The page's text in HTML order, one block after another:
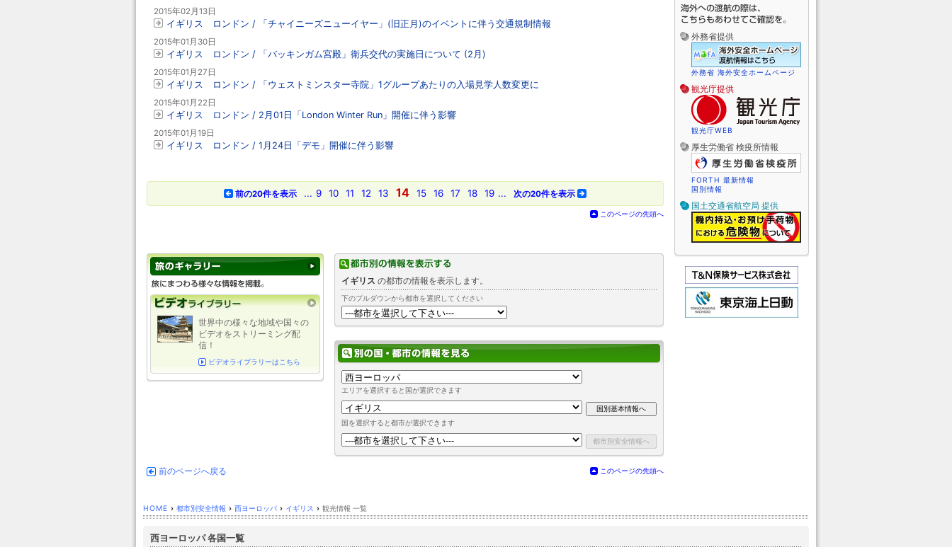
2015年02月13日
イギリス ロンドン / 「チャイニーズニューイヤー」(旧正月)のイベントに伴う交通規制情報
2015年01月30日
イギリス ロンドン / 「バッキンガム宮殿」衛兵交代の実施日について (2月)
2015年01月27日
イギリス ロンドン / 「ウェストミンスター寺院」1グループあたりの入場見学人数変更に
2015年01月22日
イギリス ロンドン / 2月01日「London Winter Run」開催に伴う影響
2015年01月19日
イギリス ロンドン / 1月24日「デモ」開催に伴う影響
前の20件を表示 ... 9 10 11 12 13 14 15 16 17 18 19 ... 次の20件を表示
このページの先頭へ
イギリス の都市の情報を表示します。
下のプルダウンから都市を選択してください
エリアを選択すると国が選択できます
国を選択すると都市が選択できます
世界中の様々な地域や国々の
ビデオをストリーミング配
信！
ビデオライブラリーはこちら
前のページへ戻る このページの先頭へ
外務省提供
外務省 海外安全ホームページ
観光庁提供
観光庁WEB
厚生労働省 検疫所情報
FORTH 最新情報
国別情報
国土交通省航空局 提供
HOME › 都市別安全情報 › 西ヨーロッパ › イギリス › 観光情報 一覧
西ヨーロッパ 各国一覧